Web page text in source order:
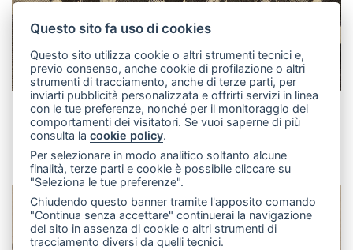
Le finaliste della quinta edizione del trofeo Bossi &
Dozio di Brivio di pallavolo.
Questo sito fa uso di cookies
Questo sito utilizza cookie o altri strumenti tecnici e,
previo consenso, anche cookie di profilazione o altri
strumenti di tracciamento, anche di terze parti, per
inviarti pubblicità personalizzata e offrirti servizi in linea
con le tue preferenze, nonché per il monitoraggio dei
comportamenti dei visitatori. Se vuoi saperne di più
consulta lacookie policy.
Per selezionare in modo analitico soltanto alcune
finalità, terze parti e cookie è possibile cliccare su
"Seleziona le tue preferenze".
Chiudendo questo banner tramite l'apposito comando
"Continua senza accettare" continuerai la navigazione
del sito in assenza di cookie o altri strumenti di
tracciamento diversi da quelli tecnici.